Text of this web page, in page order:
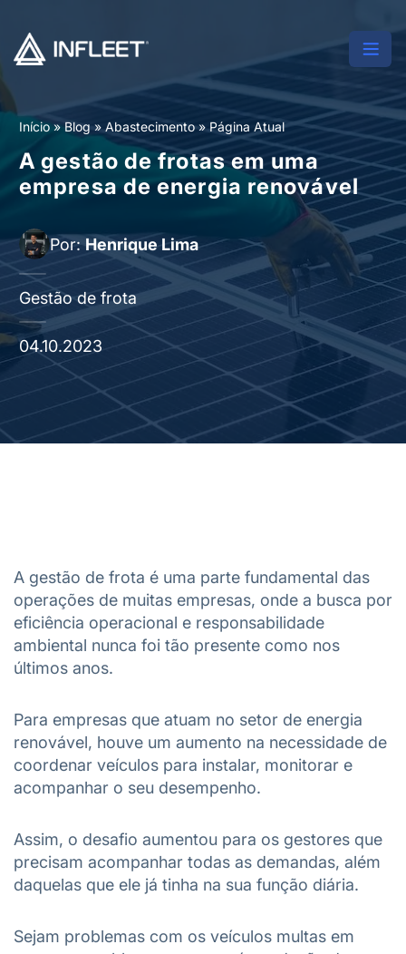
Início »Blog » Abastecimento»Página Atual
A gestão de frotas em uma
empresa de energia renovável
Por:Henrique Lima
Gestão de frota
04.10.2023
A gestão de frota é uma parte fundamental das
operações de muitas empresas, onde a busca por
eficiência operacional e responsabilidade
ambiental nunca foi tão presente como nos
últimos anos.
Para empresas que atuam no setor de energia
renovável, houve um aumento na necessidade de
coordenar veículos para instalar, monitorar e
acompanhar o seu desempenho.
Assim, o desafio aumentou para os gestores que
precisam acompanhar todas as demandas, além
daquelas que ele já tinha na sua função diária.
Sejam problemas com os veículos multas em